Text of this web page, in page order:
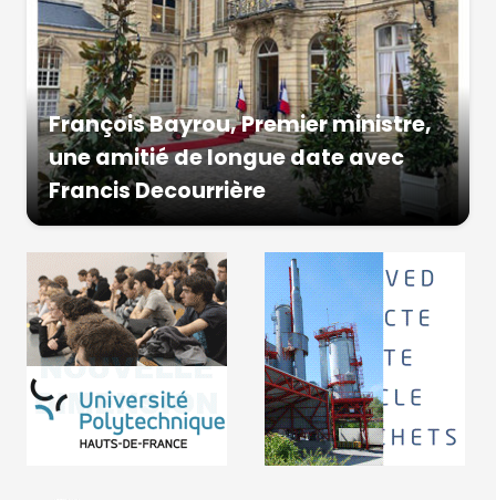
François Bayrou, Premier ministre,
une amitié de longue date avec
Francis Decourrière